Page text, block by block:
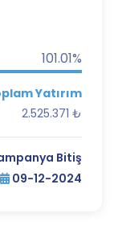
101.01%
Yatırım
2.525.371 ₺
Bitiş
09-12-2024